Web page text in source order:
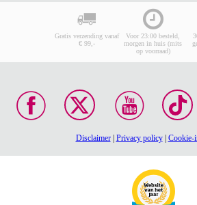
Gratis verzending vanaf
€ 99,-
Voor 23:00 besteld,
morgen in huis (mits
op voorraad)
Disclaimer| Privacy policy| Cookie-